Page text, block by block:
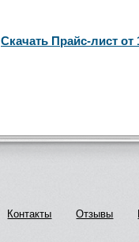
Скачать Прайс-лист от
Контакты Отзывы